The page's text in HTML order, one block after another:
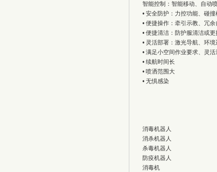
智能控制：智能移动、自动
• 安全防护：力控功能、碰撞
• 便捷操作：牵引示教、冗
• 便捷清洁：防护服清洁或
• 灵活部署：激光导航、环
• 满足小空间作业要求、灵活
• 续航时间长
• 喷洒范围大
• 无惧感染
消毒机器人
消杀机器人
杀毒机器人
防疫机器人
消毒机